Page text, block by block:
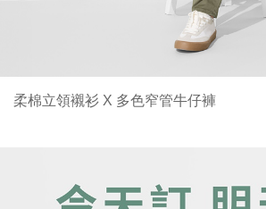
柔棉立領襯衫 X 多色窄管牛仔褲